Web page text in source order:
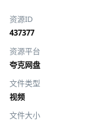
资源ID
437377
资源平台
夸克网盘
文件类型
视频
文件大小